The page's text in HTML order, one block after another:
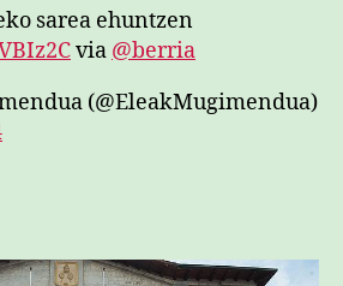
sarea ehuntzen
via @berria
(@EleakMugimendua)